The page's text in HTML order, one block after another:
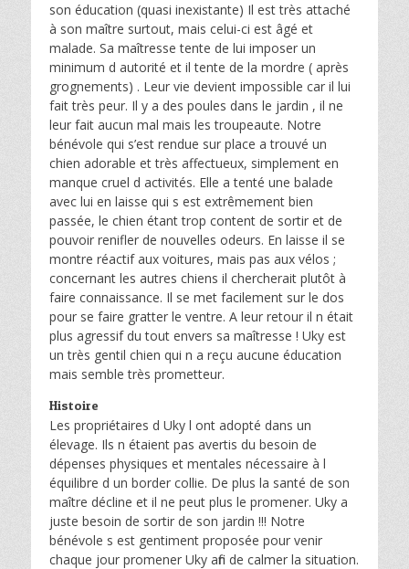
son éducation (quasi inexistante) Il est très attaché
à son maître surtout, mais celui-ci est âgé et
malade. Sa maîtresse tente de lui imposer un
minimum d autorité et il tente de la mordre ( après
grognements) . Leur vie devient impossible car il lui
fait très peur. Il y a des poules dans le jardin , il ne
leur fait aucun mal mais les troupeaute. Notre
bénévole qui s’est rendue sur place a trouvé un
chien adorable et très affectueux, simplement en
manque cruel d activités. Elle a tenté une balade
avec lui en laisse qui s est extrêmement bien
passée, le chien étant trop content de sortir et de
pouvoir renifler de nouvelles odeurs. En laisse il se
montre réactif aux voitures, mais pas aux vélos ;
concernant les autres chiens il chercherait plutôt à
faire connaissance. Il se met facilement sur le dos
pour se faire gratter le ventre. A leur retour il n était
plus agressif du tout envers sa maîtresse ! Uky est
un très gentil chien qui n a reçu aucune éducation
mais semble très prometteur.
Histoire
Les propriétaires d Uky l ont adopté dans un
élevage. Ils n étaient pas avertis du besoin de
dépenses physiques et mentales nécessaire à l
équilibre d un border collie. De plus la santé de son
maître décline et il ne peut plus le promener. Uky a
juste besoin de sortir de son jardin !!! Notre
bénévole s est gentiment proposée pour venir
chaque jour promener Uky afin de calmer la situation.